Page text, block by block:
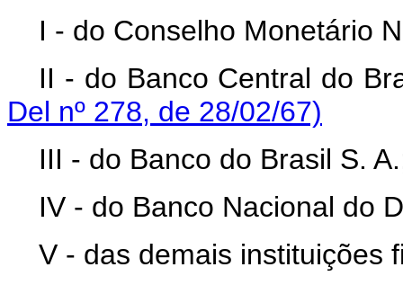
I - do Conselho Monetário
II - do Banco Central do
Del nº 278, de 28/02/67)
III - do Banco do Brasil S.
IV - do Banco Nacional do
V - das demais instituições